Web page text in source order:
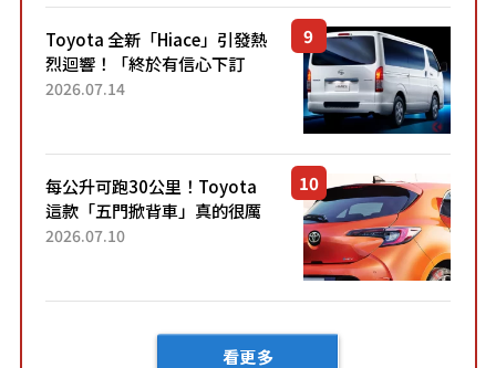
「三...
Toyota 全新「Hiace」引發熱
烈迴響！「終於有信心下訂
了！」「哪個等級交車最
車？...
2026.07.14
每公升可跑30公里！Toyota
這款「五門掀背車」真的很厲
害！ 擁有全長4.3公尺的「剛剛
2026.07.10
看更多